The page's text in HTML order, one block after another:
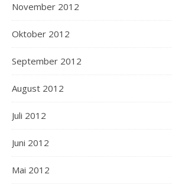
November 2012
Oktober 2012
September 2012
August 2012
Juli 2012
Juni 2012
Mai 2012